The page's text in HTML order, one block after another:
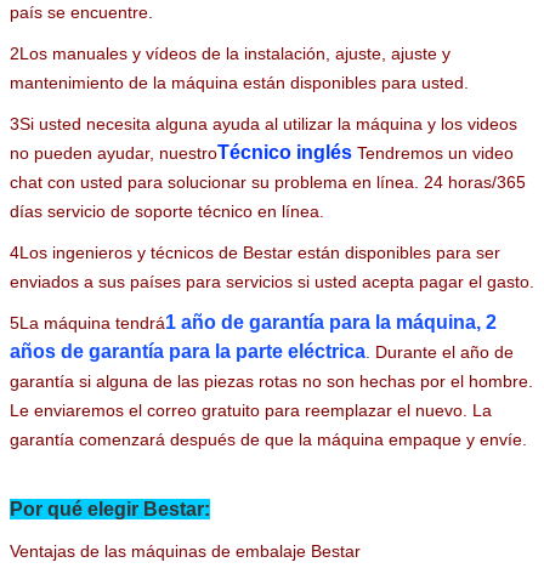
Deja un mensaje
¡Te llamaremos pronto!
proporcionarle un servicio técnico y satisfactorio sin importar en qué
2Los manuales y vídeos de la instalación, ajuste, ajuste y
3Si usted necesita alguna ayuda al utilizar la máquina y los videos
no pueden ayudar, nuestroTécnico inglés Tendremos un video
chat con usted para solucionar su problema en línea. 24 horas/365
4Los ingenieros y técnicos de Bestar están disponibles para ser
enviados a sus países para servicios si usted acepta pagar el gasto.
5La máquina tendrá 1 año de garantía para la máquina, 2
años de garantía para la parte eléctrica. Durante el año de
garantía si alguna de las piezas rotas no son hechas por el hombre.
Le enviaremos el correo gratuito para reemplazar el nuevo. La